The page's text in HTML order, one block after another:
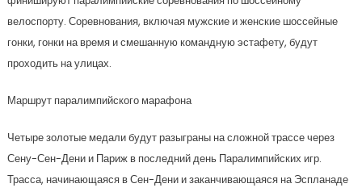
велоспорту. Соревнования, включая мужские и женские шоссейные
гонки, гонки на время и смешанную командную эстафету, будут
проходить на улицах.
Маршрут паралимпийского марафона
Четыре золотые медали будут разыграны на сложной трассе через
Сену-Сен-Дени и Париж в последний день Паралимпийских игр.
Трасса, начинающаяся в Сен-Дени и заканчивающаяся на Эспланаде